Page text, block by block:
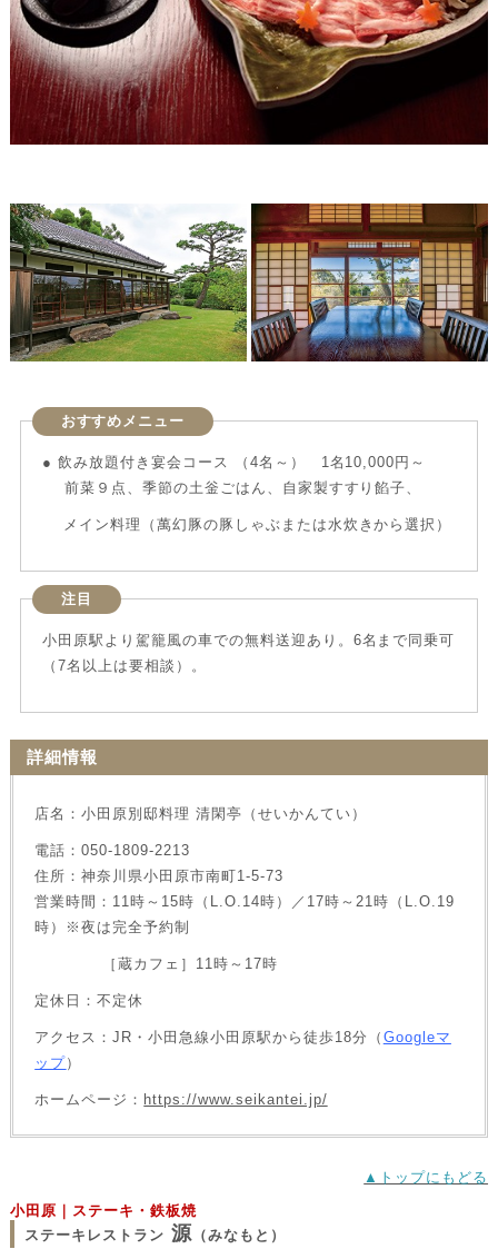
おすすめメニュー
● 飲み放題付き宴会コース （4名～） 1名10,000円～
 前菜９点、季節の土釡ごはん、自家製すすり餡子、
メイン料理（萬幻豚の豚しゃぶまたは水炊きから選択）
注目
小田原駅より駕籠風の車での無料送迎あり。6名まで同乗可
（7名以上は要相談）。
詳細情報
店名：小田原別邸料理 清閑亭（せいかんてい）
電話：050-1809-2213
住所：神奈川県小田原市南町1-5-73
営業時間：11時～15時（L.O.14時）／17時～21時（L.O.19
時）※夜は完全予約制
［蔵カフェ］11時～17時
定休日：不定休
アクセス：JR・小田急線小田原駅から徒歩18分（ Googleマ
ップ）
ホームページ： https://www.seikantei.jp/
▲トップにもどる
小田原｜ステーキ・鉄板焼
ステーキレストラン 源 （みなもと）